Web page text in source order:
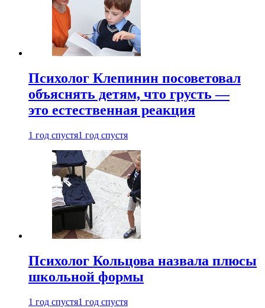
Психолог Клепинин посоветовал
объяснять детям, что грусть —
это естественная реакция
1 год спустя1 год спустя
Психолог Кольцова назвала плюсы
школьной формы
1 год спустя1 год спустя